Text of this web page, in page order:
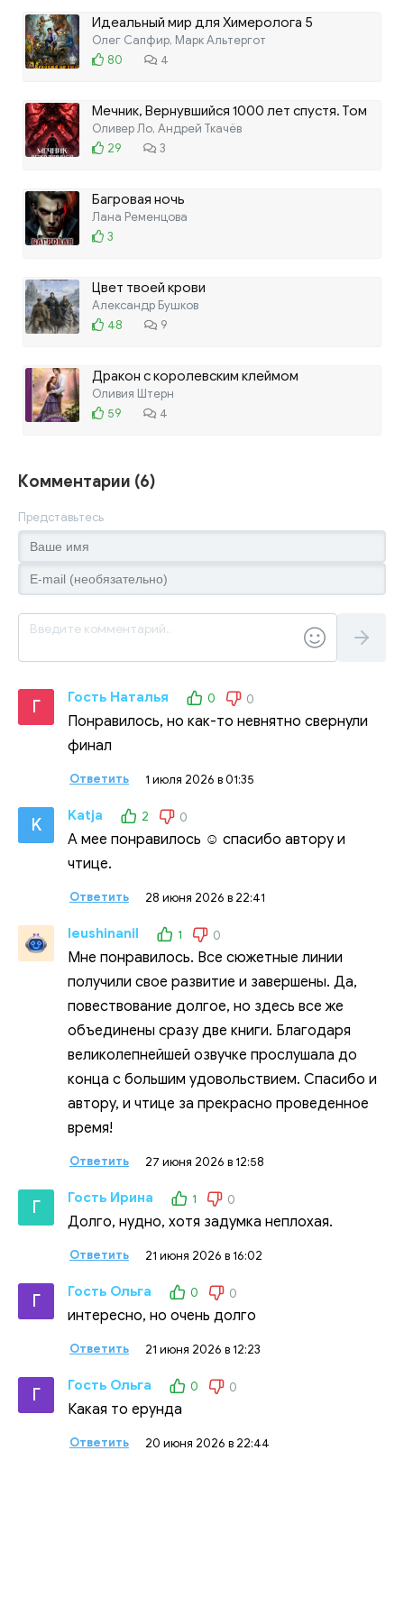
Идеальный мир для Химеролога 5
Олег Сапфир, Марк Альтергот
80
4
Мечник, Вернувшийся 1000 лет спустя. Том
12
Оливер Ло, Андрей Ткачёв
29
3
Багровая ночь
Лана Ременцова
3
Цвет твоей крови
Александр Бушков
48
9
Дракон с королевским клеймом
Оливия Штерн
59
4
Комментарии (6)
Представьтесь
Г Гость Наталья 0 0
Понравилось, но как-то невнятно свернули
финал
Ответить 1 июля 2026 в 01:35
K Katja 2 0
А мее понравилось ☺️ спасибо автору и
чтице.
Ответить 28 июня 2026 в 22:41
leushinanil 1 0
Мне понравилось. Все сюжетные линии
получили свое развитие и завершены. Да,
повествование долгое, но здесь все же
объединены сразу две книги. Благодаря
великолепнейшей озвучке прослушала до
конца с большим удовольствием. Спасибо и
автору, и чтице за прекрасно проведенное
время!
Ответить 27 июня 2026 в 12:58
Г Гость Ирина 1 0
Долго, нудно, хотя задумка неплохая.
Ответить 21 июня 2026 в 16:02
Г Гость Ольга 0 0
интересно, но очень долго
Ответить 21 июня 2026 в 12:23
Г Гость Ольга 0 0
Какая то ерунда
Ответить 20 июня 2026 в 22:44